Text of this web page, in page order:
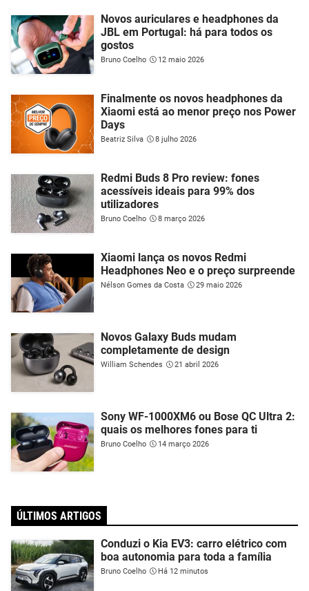
Novos auriculares e headphones da
JBL em Portugal: há para todos os
gostos
Bruno Coelho 12 maio 2026
Finalmente os novos headphones da
Xiaomi está ao menor preço nos Power
Days
Beatriz Silva 8 julho 2026
Redmi Buds 8 Pro review: fones
acessíveis ideais para 99% dos
utilizadores
Bruno Coelho 8 março 2026
Xiaomi lança os novos Redmi
Headphones Neo e o preço surpreende
Nélson Gomes da Costa 29 maio 2026
Novos Galaxy Buds mudam
completamente de design
William Schendes 21 abril 2026
Sony WF-1000XM6 ou Bose QC Ultra 2:
quais os melhores fones para ti
Bruno Coelho 14 março 2026
ÚLTIMOS ARTIGOS
Conduzi o Kia EV3: carro elétrico com
boa autonomia para toda a família
Bruno Coelho Há 12 minutos